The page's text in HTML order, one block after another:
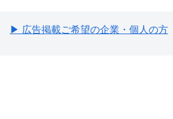
▶ 広告掲載ご希望の企業・個人の方